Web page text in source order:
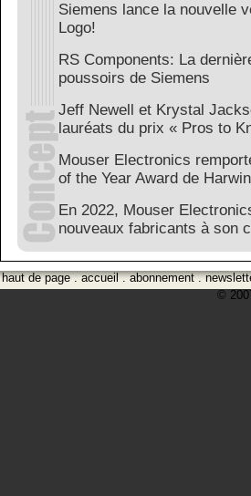
Siemens lance la nouvelle
Logo!
RS Components: La
poussoirs de Siemens
Jeff Newell et Krystal
lauréats du prix « Pros to
Mouser Electronics
of the Year Award de Harwin
En 2022, Mouser
nouveaux fabricants à son
haut de page.accueil.abonnement.
©